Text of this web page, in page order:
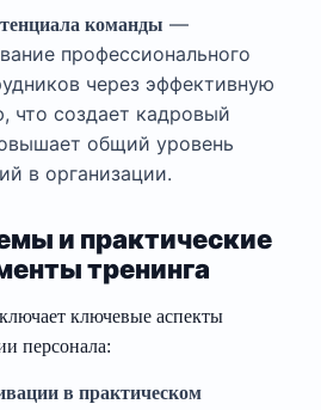
команды —
профессионального
через эффективную
что создает кадровый
общий уровень
в организации.
и практические
тренинга
ключевые аспекты
персонала:
в практическом